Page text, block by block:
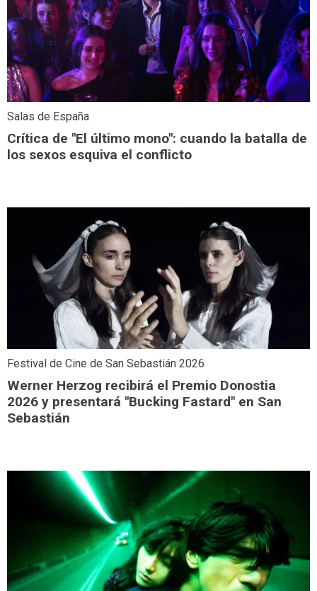
Salas de España
Crítica de "El último mono": cuando la batalla de
los sexos esquiva el conflicto
Festival de Cine de San Sebastián 2026
Werner Herzog recibirá el Premio Donostia
2026 y presentará "Bucking Fastard" en San
Sebastián